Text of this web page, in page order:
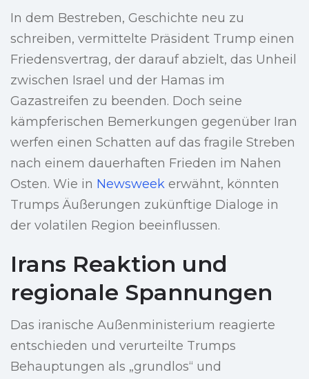
In dem Bestreben, Geschichte neu zu
schreiben, vermittelte Präsident Trump einen
Friedensvertrag, der darauf abzielt, das Unheil
zwischen Israel und der Hamas im
Gazastreifen zu beenden. Doch seine
kämpferischen Bemerkungen gegenüber Iran
werfen einen Schatten auf das fragile Streben
nach einem dauerhaften Frieden im Nahen
Osten. Wie in Newsweek erwähnt, könnten
Trumps Äußerungen zukünftige Dialoge in
der volatilen Region beeinflussen.
Irans Reaktion und
regionale Spannungen
Das iranische Außenministerium reagierte
entschieden und verurteilte Trumps
Behauptungen als „grundlos“ und